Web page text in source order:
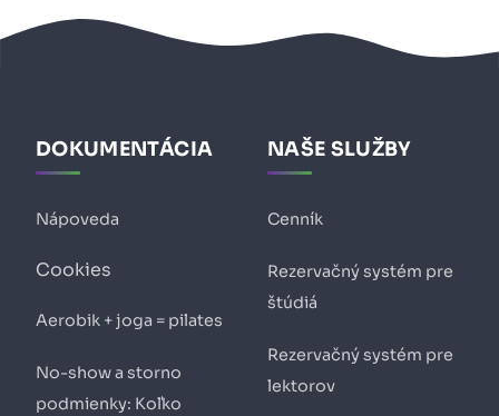
DOKUMENTÁCIA
Nápoveda
Cookies
Aerobik + joga = pilates
No-show a storno
podmienky: Koľko
NAŠE SLUŽBY
Cenník
Rezervačný systém pre
štúdiá
Rezervačný systém pre
lektorov